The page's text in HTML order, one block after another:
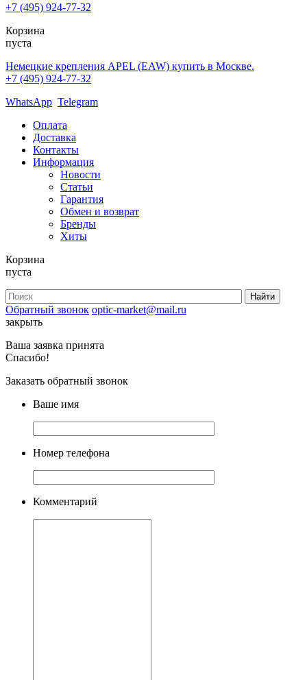
+7 (495) 924-77-32
Корзина
пуста
Немецкие крепления APEL (EAW) купить в Москве.
+7 (495) 924-77-32
WhatsApp Telegram
Оплата
Доставка
Контакты
Информация
Новости
Статьи
Гарантия
Обмен и возврат
Бренды
Хиты
Корзина
пуста
Обратный звонок optic-market@mail.ru
закрыть
Ваша заявка принята
Спасибо!
Заказать обратный звонок
Ваше имя
Номер телефона
Комментарий